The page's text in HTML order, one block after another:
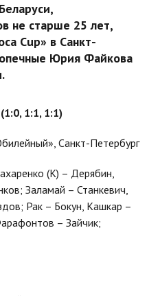
не старше 25 лет,
Cup» в Санкт-
Юрия Файкова
1:1, 1:1)
Санкт-Петербург
(К) – Дерябин,
Заламай – Станкевич,
Рак – Бокун, Кашкар –
– Зайчик;